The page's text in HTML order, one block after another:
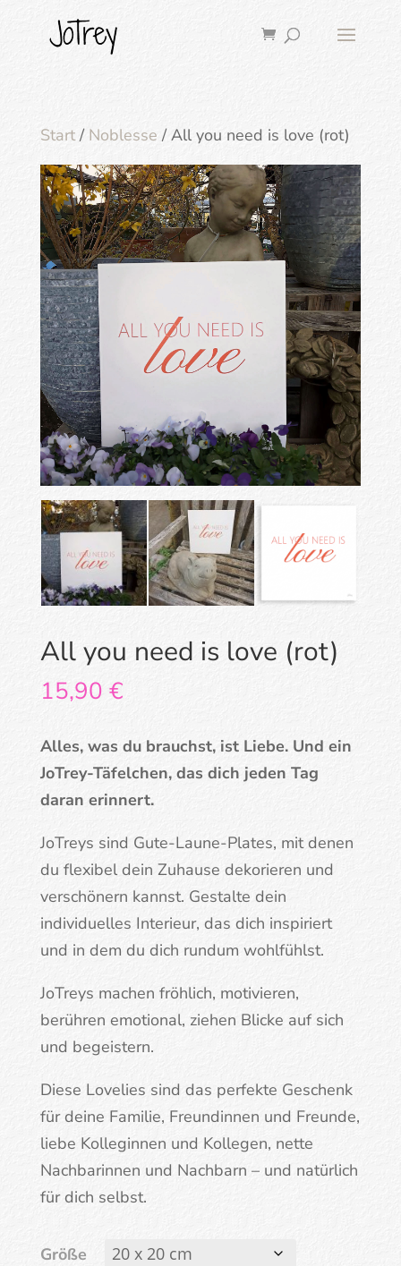
Start/ Noblesse / All you need is love (rot)
All you need is love (rot)
15,90 €
Alles, was du brauchst, ist Liebe. Und ein
JoTrey-Täfelchen, das dich jeden Tag
daran erinnert.
JoTreys sind Gute-Laune-Plates, mit denen
du flexibel dein Zuhause dekorieren und
verschönern kannst. Gestalte dein
individuelles Interieur, das dich inspiriert
und in dem du dich rundum wohlfühlst.
JoTreys machen fröhlich, motivieren,
berühren emotional, ziehen Blicke auf sich
und begeistern.
Diese Lovelies sind das perfekte Geschenk
für deine Familie, Freundinnen und Freunde,
liebe Kolleginnen und Kollegen, nette
Nachbarinnen und Nachbarn – und natürlich
für dich selbst.
Größe